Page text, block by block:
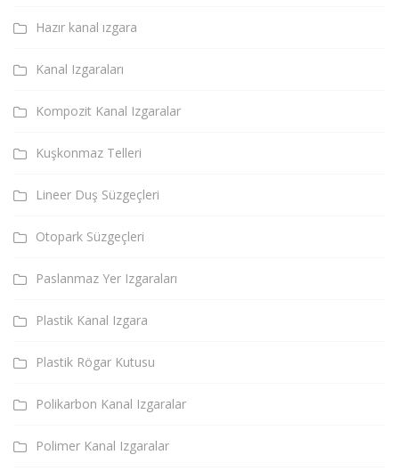
Hazır kanal ızgara
Kanal Izgaraları
Kompozit Kanal Izgaralar
Kuşkonmaz Telleri
Lineer Duş Süzgeçleri
Otopark Süzgeçleri
Paslanmaz Yer Izgaraları
Plastik Kanal Izgara
Plastik Rögar Kutusu
Polikarbon Kanal Izgaralar
Polimer Kanal Izgaralar